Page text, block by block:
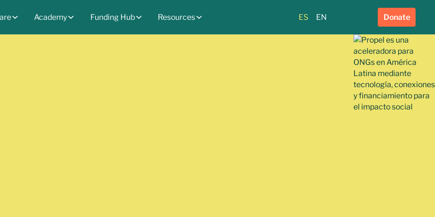
Academy Funding Hub Resources ES EN Donate